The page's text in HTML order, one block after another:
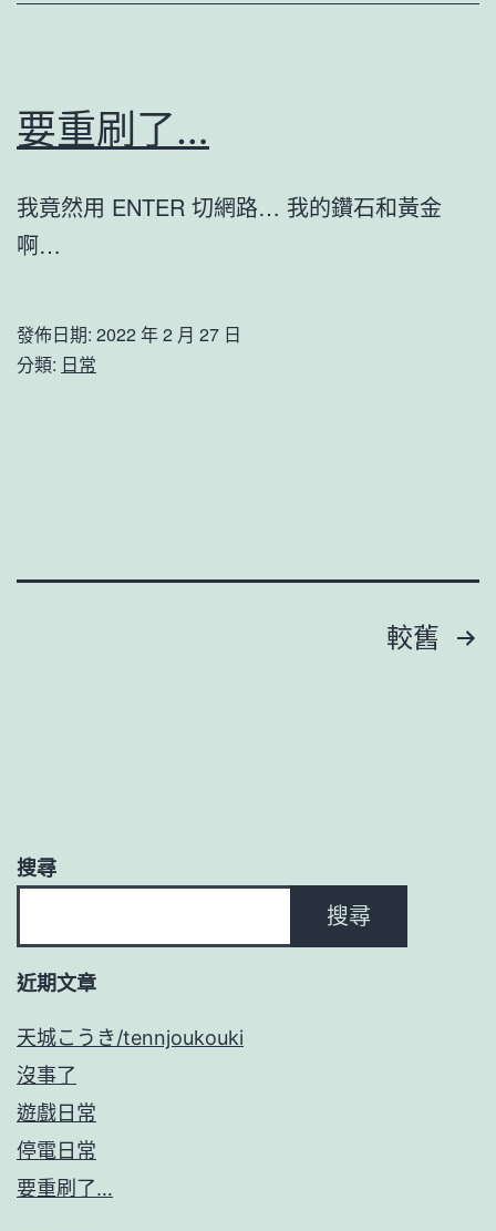
要重刷了…
我竟然用 ENTER 切網路… 我的鑽石和黃金
啊…
發佈日期: 2022 年 2 月 27 日
分類: 日常
較舊
搜尋
搜尋
近期文章
天城こうき/tennjoukouki
沒事了
遊戲日常
停電日常
要重刷了…